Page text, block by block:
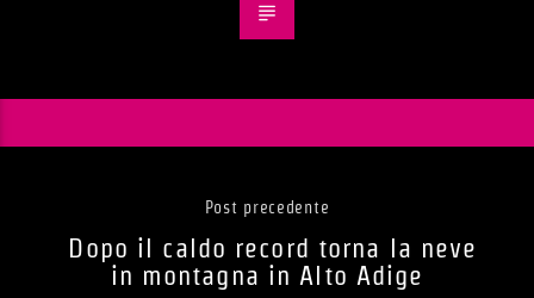
Post precedente
Dopo il caldo record torna la neve
in montagna in Alto Adige